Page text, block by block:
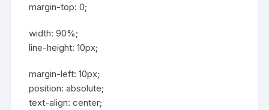
margin-top: 0;
width: 90%;
line-height: 10px;
margin-left: 10px;
position: absolute;
text-align: center;